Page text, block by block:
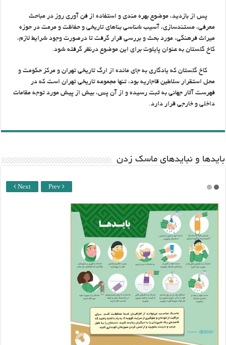
پس از بازدید، موضوع بهره مندی و استفاده از فن آوری روز در مباحث
معرفی، مستندسازی، آسیب شناسی بناهای تاریخی و حفاظت و مرمت در حوزه
میراث فرهنگی، مورد بحث و بررسی قرار گرفت تا درصورت وجود شرایط لازم،
کاخ گلستان به عنوان پایلوت برای این موضوع درنظر گرفته شود.
کاخ گلستان که یادگاری به جای مانده از ارگ تاریخی تهران و مرکز حکومت و
محل استقرار سلاطین قاجاریه بود، تنها مجموعه تاریخی تهران است که در
فهرست آثار جهانی به ثبت رسیده و از آن پس، بیش از پیش مورد توجه مقامات
داخلی و خارجی قرار دارد.
باید‌ها و نبایدهای ماسک زدن
Next Prev